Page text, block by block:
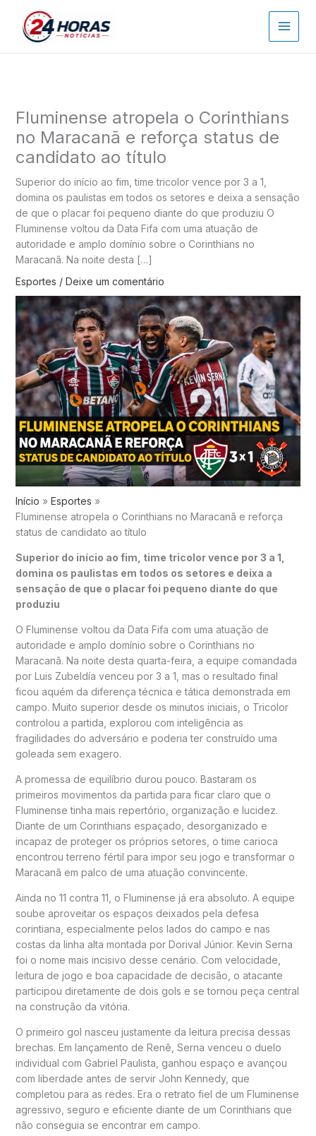
Fluminense atropela o Corinthians
no Maracanã e reforça status de
candidato ao título
Superior do início ao fim, time tricolor vence por 3 a 1,
domina os paulistas em todos os setores e deixa a sensação
de que o placar foi pequeno diante do que produziu O
Fluminense voltou da Data Fifa com uma atuação de
autoridade e amplo domínio sobre o Corinthians no
Maracanã. Na noite desta […]
Esportes / Deixe um comentário
Início
Esportes
Fluminense atropela o Corinthians no Maracanã e reforça
status de candidato ao título
Superior do início ao fim, time tricolor vence por 3 a 1,
domina os paulistas em todos os setores e deixa a
sensação de que o placar foi pequeno diante do que
produziu
O Fluminense voltou da Data Fifa com uma atuação de
autoridade e amplo domínio sobre o Corinthians no
Maracanã. Na noite desta quarta-feira, a equipe comandada
por Luis Zubeldía venceu por 3 a 1, mas o resultado final
ficou aquém da diferença técnica e tática demonstrada em
campo. Muito superior desde os minutos iniciais, o Tricolor
controlou a partida, explorou com inteligência as
fragilidades do adversário e poderia ter construído uma
goleada sem exagero.
A promessa de equilíbrio durou pouco. Bastaram os
primeiros movimentos da partida para ficar claro que o
Fluminense tinha mais repertório, organização e lucidez.
Diante de um Corinthians espaçado, desorganizado e
incapaz de proteger os próprios setores, o time carioca
encontrou terreno fértil para impor seu jogo e transformar o
Maracanã em palco de uma atuação convincente.
Ainda no 11 contra 11, o Fluminense já era absoluto. A equipe
soube aproveitar os espaços deixados pela defesa
corintiana, especialmente pelos lados do campo e nas
costas da linha alta montada por Dorival Júnior. Kevin Serna
foi o nome mais incisivo desse cenário. Com velocidade,
leitura de jogo e boa capacidade de decisão, o atacante
participou diretamente de dois gols e se tornou peça central
na construção da vitória.
O primeiro gol nasceu justamente da leitura precisa dessas
brechas. Em lançamento de Renê, Serna venceu o duelo
individual com Gabriel Paulista, ganhou espaço e avançou
com liberdade antes de servir John Kennedy, que
completou para as redes. Era o retrato fiel de um Fluminense
agressivo, seguro e eficiente diante de um Corinthians que
não conseguia se encontrar em campo.